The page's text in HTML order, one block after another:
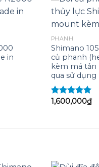
wishlist
in
PHANH
Shimano
củ phanh
kèm má tản
qua sử dụng
Được xếp
1,600,000₫